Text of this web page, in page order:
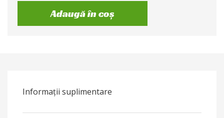
Adaugă în coș
Informații suplimentare